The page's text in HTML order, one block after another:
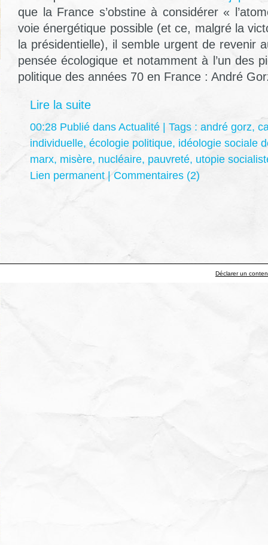
que la France s’obstine à considérer «
voie énergétique possible (et ce, malgré la
la présidentielle), il semble urgent de revenir
pensée écologique et notamment à l’un des
politique des années 70 en France : André
Lire la suite
00:28 Publié dans Actualité | Tags : andré gorz,
individuelle, écologie politique, idéologie sociale
marx, misère, nucléaire, pauvreté, utopie
Lien permanent |Commentaires (2)
Déclarer un